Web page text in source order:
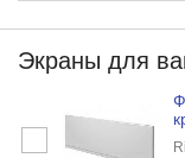
Экраны для